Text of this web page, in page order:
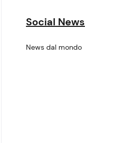
Social News
News dal mondo